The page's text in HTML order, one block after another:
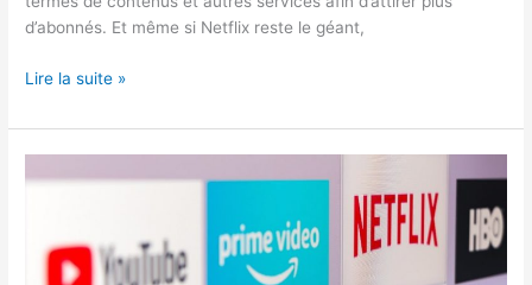
d’abonnés. Et même si Netflix reste le géant,
Netflix
Disney
Plus
Lire la suite »